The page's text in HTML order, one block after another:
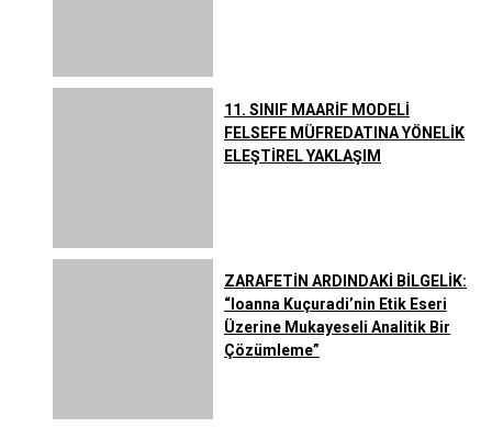
11. SINIF MAARİF MODELİ
FELSEFE MÜFREDATINA YÖNELİK
ELEŞTİREL YAKLAŞIM
ZARAFETİN ARDINDAKİ BİLGELİK:
“Ioanna Kuçuradi’nin Etik Eseri
Üzerine Mukayeseli Analitik Bir
Çözümleme”